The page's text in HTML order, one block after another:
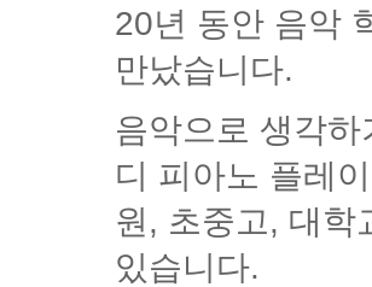
20년 동안 음악
만났습니다.
음악으로 생각
디 피아노 플레
원, 초중고, 대학
있습니다.